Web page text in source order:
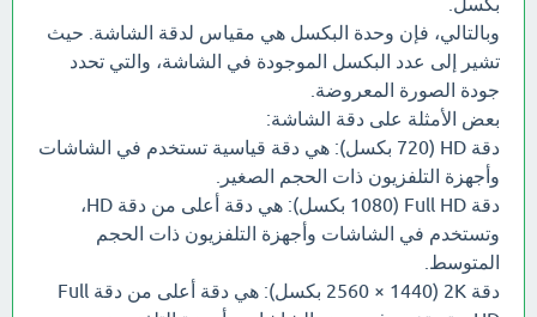
وبالتالي، فإن وحدة البكسل هي مقياس لدقة الشاشة. حيث
تشير إلى عدد البكسل الموجودة في الشاشة، والتي تحدد
جودة الصورة المعروضة.
بعض الأمثلة على دقة الشاشة:
دقة HD (720 بكسل): هي دقة قياسية تستخدم في الشاشات
وأجهزة التلفزيون ذات الحجم الصغير.
دقة Full HD (1080 بكسل): هي دقة أعلى من دقة HD،
وتستخدم في الشاشات وأجهزة التلفزيون ذات الحجم
المتوسط.
دقة 2K (2560 × 1440 بكسل): هي دقة أعلى من دقة Full